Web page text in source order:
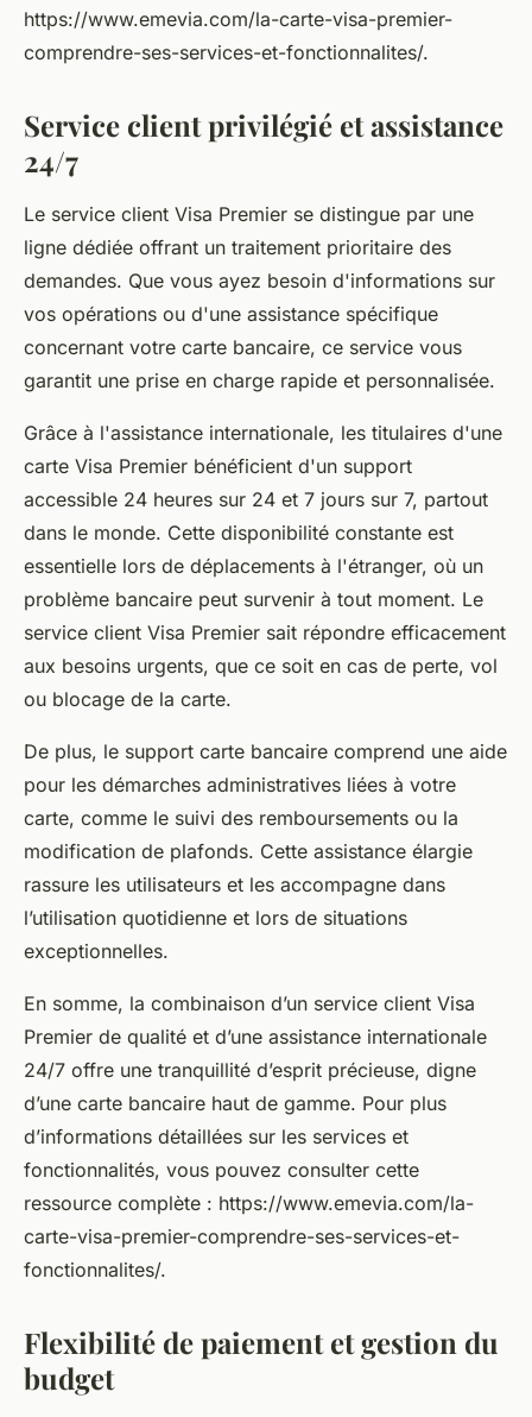
https://www.emevia.com/la-carte-visa-premier-
comprendre-ses-services-et-fonctionnalites/.
Service client privilégié et assistance
24/7
Le service client Visa Premier se distingue par une
ligne dédiée offrant un traitement prioritaire des
demandes. Que vous ayez besoin d'informations sur
vos opérations ou d'une assistance spécifique
concernant votre carte bancaire, ce service vous
garantit une prise en charge rapide et personnalisée.
Grâce à l'assistance internationale, les titulaires d'une
carte Visa Premier bénéficient d'un support
accessible 24 heures sur 24 et 7 jours sur 7, partout
dans le monde. Cette disponibilité constante est
essentielle lors de déplacements à l'étranger, où un
problème bancaire peut survenir à tout moment. Le
service client Visa Premier sait répondre efficacement
aux besoins urgents, que ce soit en cas de perte, vol
ou blocage de la carte.
De plus, le support carte bancaire comprend une aide
pour les démarches administratives liées à votre
carte, comme le suivi des remboursements ou la
modification de plafonds. Cette assistance élargie
rassure les utilisateurs et les accompagne dans
l’utilisation quotidienne et lors de situations
exceptionnelles.
En somme, la combinaison d’un service client Visa
Premier de qualité et d’une assistance internationale
24/7 offre une tranquillité d’esprit précieuse, digne
d’une carte bancaire haut de gamme. Pour plus
d’informations détaillées sur les services et
fonctionnalités, vous pouvez consulter cette
ressource complète : https://www.emevia.com/la-
carte-visa-premier-comprendre-ses-services-et-
fonctionnalites/.
Flexibilité de paiement et gestion du
budget